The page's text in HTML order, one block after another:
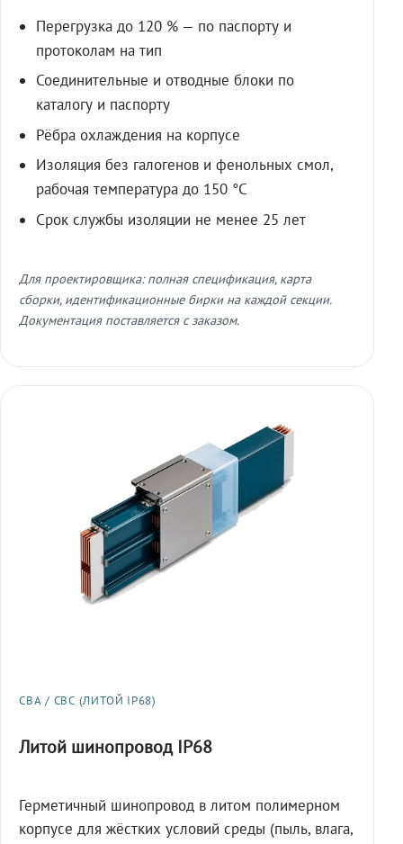
Перегрузка до 120 % — по паспорту и
протоколам на тип
Соединительные и отводные блоки по
каталогу и паспорту
Рёбра охлаждения на корпусе
Изоляция без галогенов и фенольных смол,
рабочая температура до 150 °C
Срок службы изоляции не менее 25 лет
Для проектировщика: полная спецификация, карта
сборки, идентификационные бирки на каждой секции.
Документация поставляется с заказом.
СВА / СВС (ЛИТОЙ IP68)
Литой шинопровод IP68
Герметичный шинопровод в литом полимерном
корпусе для жёстких условий среды (пыль, влага,